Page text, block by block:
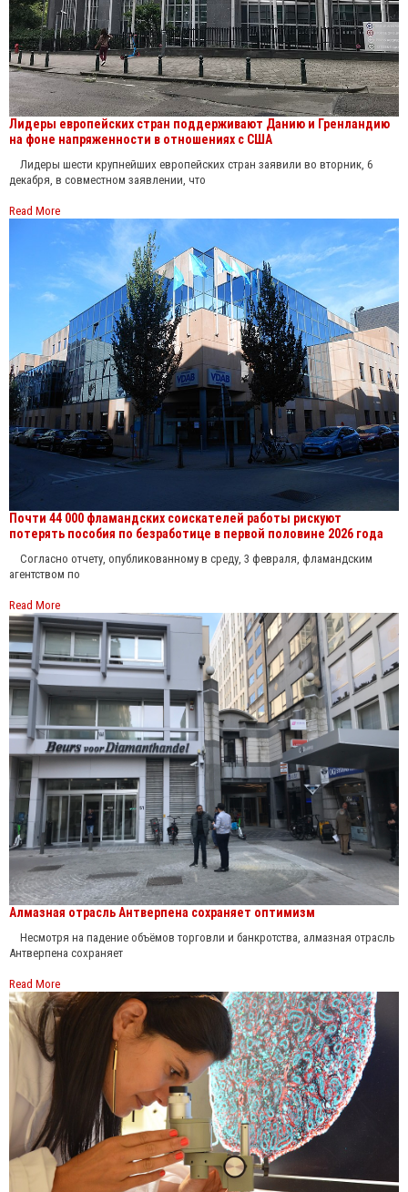
Лидеры европейских стран поддерживают Данию и Гренландию
на фоне напряженности в отношениях с США
Лидеры шести крупнейших европейских стран заявили во вторник, 6
декабря, в совместном заявлении, что
Read More
Почти 44 000 фламандских соискателей работы рискуют
потерять пособия по безработице в первой половине 2026 года
Согласно отчету, опубликованному в среду, 3 февраля, фламандским
агентством по
Read More
Алмазная отрасль Антверпена сохраняет оптимизм
Несмотря на падение объёмов торговли и банкротства, алмазная отрасль
Антверпена сохраняет
Read More